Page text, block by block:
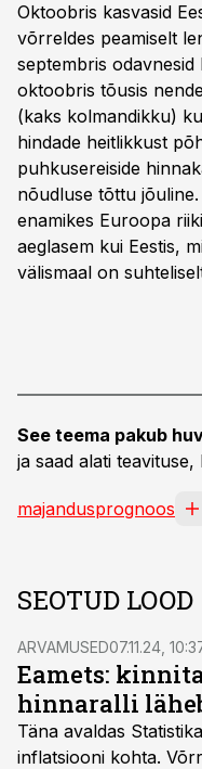
Oktoobris kasvasid
võrreldes peamiselt
septembris
oktoobris tõusis
(kaks kolmandikku)
hindade heitlikkust
puhkusereiside
nõudluse tõttu
enamikes Euroopa
aeglasem kui Eestis,
välismaal on
See teema pakub
ja saad alati
majandusprognoos
SEOTUD LOOD
ARVAMUSED07.11.24,
Eamets:
hinnaralli
Täna avaldas
inflatsiooni kohta.